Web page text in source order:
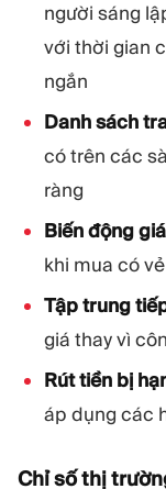
người sáng
với thời gian
ngắn
Danh sách
có trên các
ràng
Biến động
khi mua có
Tập trung
giá thay vì
Rút tiền bị
áp dụng các
Chỉ số thị